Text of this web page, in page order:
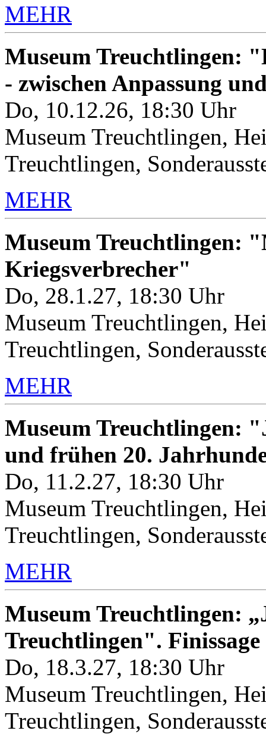
MEHR
Museum Treuchtlingen:
- zwischen Anpassung
Do, 10.12.26, 18:30 Uhr
Museum Treuchtlingen,
Treuchtlingen,
MEHR
Museum Treuchtlingen:
Kriegsverbrecher"
Do, 28.1.27, 18:30 Uhr
Museum Treuchtlingen,
Treuchtlingen,
MEHR
Museum Treuchtlingen:
und frühen 20.
Do, 11.2.27, 18:30 Uhr
Museum Treuchtlingen,
Treuchtlingen,
MEHR
Museum Treuchtlingen:
Treuchtlingen". Finissage
Do, 18.3.27, 18:30 Uhr
Museum Treuchtlingen,
Treuchtlingen,